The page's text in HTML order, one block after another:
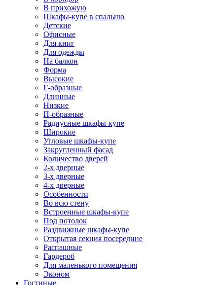
В прихожую
Шкафы-купе в спальню
Детские
Офисные
Для книг
Для одежды
На балкон
Форма
Высокие
Г-образные
Длинные
Низкие
П-образные
Радиусные шкафы-купе
Широкие
Угловые шкафы-купе
Закругленный фасад
Количество дверей
2-х дверные
3-х дверные
4-х дверные
Особенности
Во всю стену
Встроенные шкафы-купе
Под потолок
Раздвижные шкафы-купе
Открытая секция посередине
Распашные
Гардероб
Для маленького помещения
Эконом
Гостиные